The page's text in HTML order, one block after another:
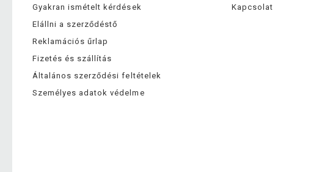
Gyakran ismételt kérdések
Elállni a szerződéstő
Reklamációs űrlap
Fizetés és szállítás
Általános szerződési feltételek
Személyes adatok védelme
Kapcsolat